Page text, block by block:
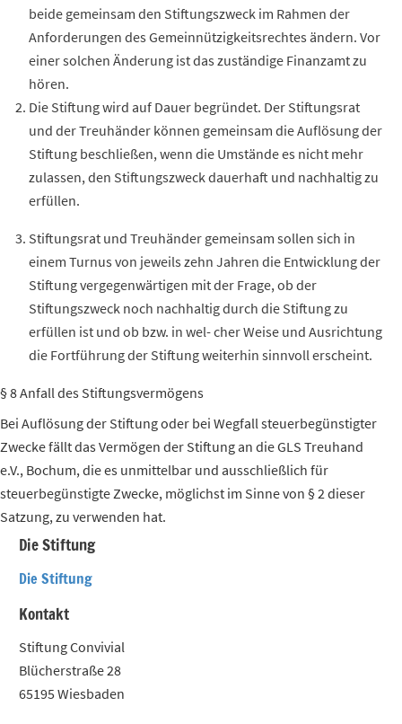
beide gemeinsam den Stiftungszweck im Rahmen der
Anforderungen des Gemeinnützigkeitsrechtes ändern. Vor
einer solchen Änderung ist das zuständige Finanzamt zu
hören.
Die Stiftung wird auf Dauer begründet. Der Stiftungsrat
und derTreuhänder können gemeinsam die Auflösung der
Stiftung beschließen, wenn die Umstände es nicht mehr
zulassen, den Stiftungszweck dauerhaft und nachhaltig zu
erfüllen.
Stiftungsrat und Treuhänder gemeinsam sollen sich in
einem Turnus von jeweils zehn Jahren die Entwicklung der
Stiftung vergegenwärtigen mit der Frage, ob der
Stiftungszweck noch nachhaltig durch die Stiftung zu
erfüllen ist und ob bzw. in wel- cherWeise und Ausrichtung
die Fortführung der Stiftung weiterhin sinnvoll erscheint.
§ 8 Anfall des Stiftungsvermögens
Bei Auflösung der Stiftung oder bei Wegfallsteuerbegünstigter
Zwecke fällt dasVermögen der Stiftung an die GLS Treuhand
e.V., Bochum, die es unmittelbar und ausschließlich für
steuerbegünstigte Zwecke, möglichst im Sinne von § 2 dieser
Satzung, zu verwenden hat.
Die Stiftung
Die Stiftung
Kontakt
Stiftung Convivial
Blücherstraße 28
65195 Wiesbaden